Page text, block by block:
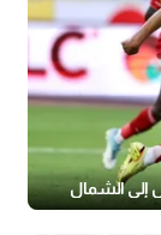
إلى الشمال